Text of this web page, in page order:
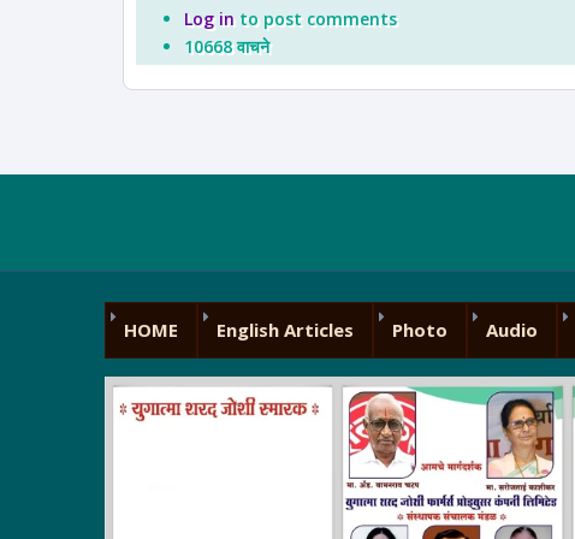
Log in to post comments
10668 वाचने
HOME English Articles Photo Audio